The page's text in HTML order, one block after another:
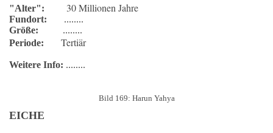
"Alter": 30 Millionen Jahre
Fundort: ........
Größe: ........
Periode: Tertiär
Weitere Info: ........
Bild 169: Harun Yahya
EICHE